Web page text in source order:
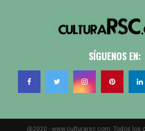
SÍGUENOS EN:
@2020 - www.culturarsc.com. Todos los